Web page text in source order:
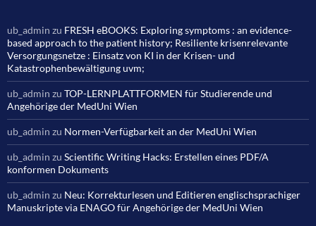
ub_admin zu FRESH eBOOKS: Exploring symptoms : an evidence-
based approach to the patient history; Resiliente krisenrelevante
Versorgungsnetze : Einsatz von KI in der Krisen- und
Katastrophenbewältigung uvm;
ub_admin zu TOP-LERNPLATTFORMEN für Studierende und
Angehörige der MedUni Wien
ub_admin zu Normen-Verfügbarkeit an der MedUni Wien
ub_admin zu Scientific Writing Hacks: Erstellen eines PDF/A
konformen Dokuments
ub_admin zu Neu: Korrekturlesen und Editieren englischsprachiger
Manuskripte via ENAGO für Angehörige der MedUni Wien